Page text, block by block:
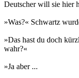
Deutscher will sie hier
»Was?« Schwartz
»Das hast du doch
wahr?«
»Ja aber ...